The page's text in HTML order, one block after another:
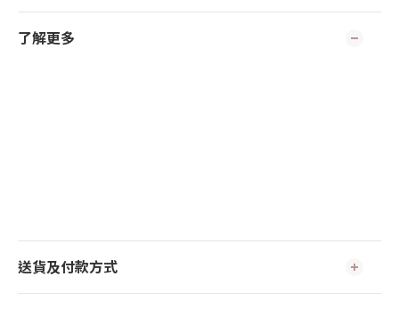
了解更多
送貨及付款方式